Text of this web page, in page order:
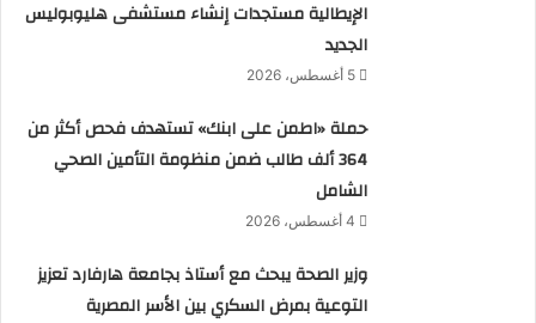
الإيطالية مستجدات إنشاء مستشفى هليوبوليس
الجديد
5 أغسطس، 2026
حملة «اطمن على ابنك» تستهدف فحص أكثر من
364 ألف طالب ضمن منظومة التأمين الصحي
الشامل
4 أغسطس، 2026
وزير الصحة يبحث مع أستاذ بجامعة هارفارد تعزيز
التوعية بمرض السكري بين الأسر المصرية